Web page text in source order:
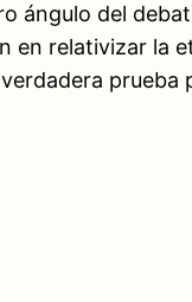
ángulo del
en relativizar la
prueba